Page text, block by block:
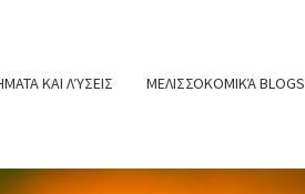
ΚΑΙ ΛΎΣΕΙΣ ΜΕΛΙΣΣΟΚΟΜΙΚΆ BLOGS